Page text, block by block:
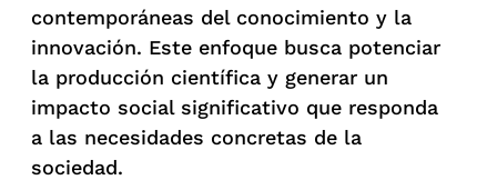
contemporáneas del conocimiento y la
innovación. Este enfoque busca potenciar
la producción científica y generar un
impacto social significativo que responda
a las necesidades concretas de la
sociedad.